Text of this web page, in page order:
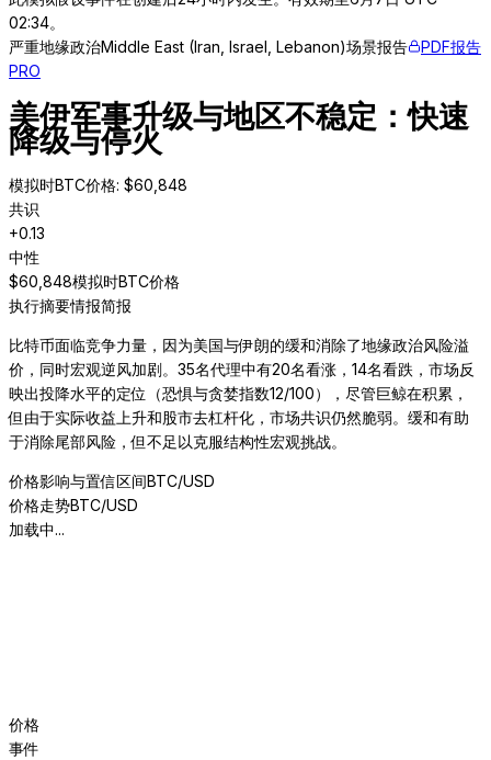
02:34。
严重地缘政治Middle East (Iran, Israel, Lebanon)场景报告
PDF报告
PRO
美伊军事升级与地区不稳定：快速
降级与停火
模拟时BTC价格: $60,848
共识
+0.13
中性
$60,848模拟时BTC价格
执行摘要情报简报
比特币面临竞争力量，因为美国与伊朗的缓和消除了地缘政治风险溢
价，同时宏观逆风加剧。35名代理中有20名看涨，14名看跌，市场反
映出投降水平的定位（恐惧与贪婪指数12/100），尽管巨鲸在积累，
但由于实际收益上升和股市去杠杆化，市场共识仍然脆弱。缓和有助
于消除尾部风险，但不足以克服结构性宏观挑战。
价格影响与置信区间BTC/USD
价格走势BTC/USD
加载中...
价格
事件